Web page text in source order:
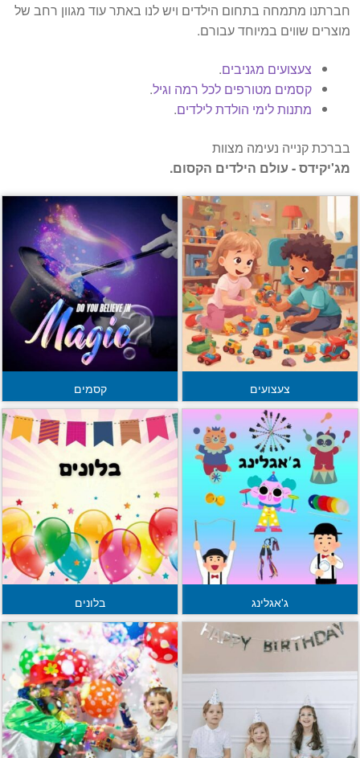
חברתנו מתמחה בתחום הילדים ויש לנו באתר עוד מגוון רחב של
מוצרים שווים במיוחד עבורם.
צעצועים מגניבים.
קסמים מטורפים לכל רמה וגיל.
מתנות לימי הולדת לילדים.
בברכת קנייה נעימה מצוות
מג'יקידס - עולם הילדים הקסום.
צעצועים קסמים
ג'אגלינג בלונים